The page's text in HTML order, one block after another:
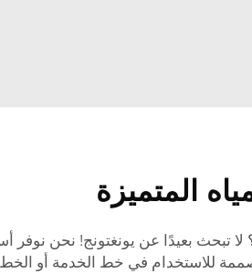
المتميزة
بعيدًا عن يونغتونج! نحن نوفر
للاستخدام في خط الخدمة أو